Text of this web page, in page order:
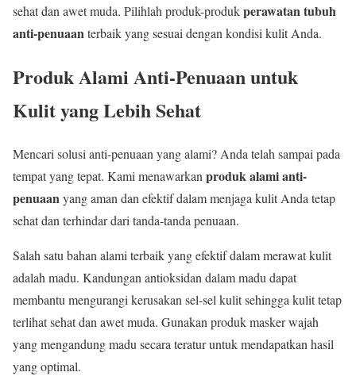
sehat dan awet muda. Pilihlah produk-produkperawatan tubuh
anti-penuaanterbaik yang sesuai dengan kondisi kulit Anda.
Produk Alami Anti-Penuaan untuk
Kulit yang Lebih Sehat
Mencari solusi anti-penuaan yang alami? Anda telah sampai pada
tempat yang tepat. Kami menawarkan produk alami anti-
penuaan yang aman dan efektif dalam menjaga kulit Anda tetap
sehat dan terhindar dari tanda-tanda penuaan.
Salah satu bahan alami terbaik yang efektif dalam merawat kulit
adalah madu. Kandungan antioksidan dalam madu dapat
membantu mengurangi kerusakan sel-sel kulit sehingga kulit tetap
terlihat sehat dan awet muda. Gunakan produk masker wajah
yang mengandung madu secara teratur untuk mendapatkan hasil
yang optimal.